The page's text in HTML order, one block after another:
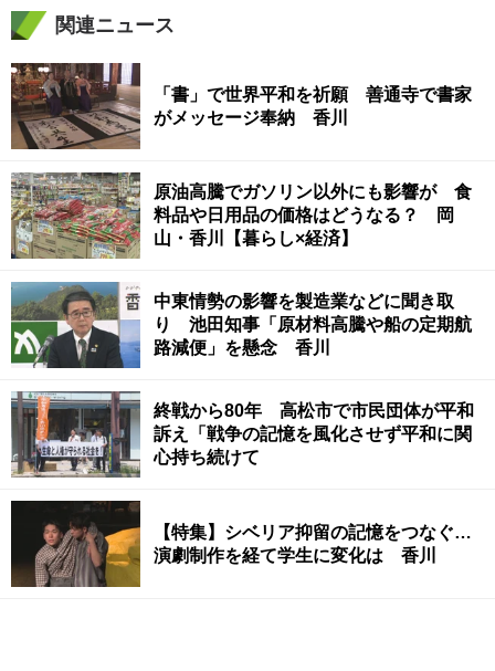
関連ニュース
「書」で世界平和を祈願 善通寺で書家
がメッセージ奉納 香川
原油高騰でガソリン以外にも影響が 食
料品や日用品の価格はどうなる？ 岡
山・香川【暮らし×経済】
中東情勢の影響を製造業などに聞き取
り 池田知事「原材料高騰や船の定期航
路減便」を懸念 香川
終戦から80年 高松市で市民団体が平和
訴え「戦争の記憶を風化させず平和に関
心持ち続けて
【特集】シベリア抑留の記憶をつなぐ…
演劇制作を経て学生に変化は 香川